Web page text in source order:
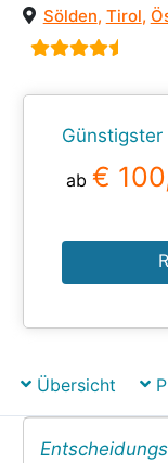
Sölden, Tirol,
ab €
Übersicht